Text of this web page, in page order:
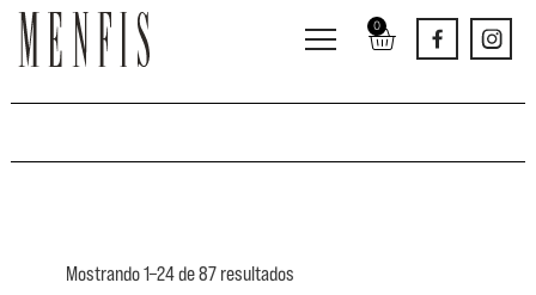
0
Mostrando 1–24 de 87 resultados